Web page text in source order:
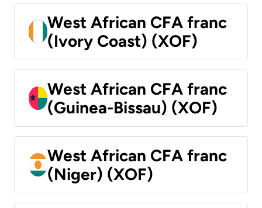
West African CFA franc
(Ivory Coast) (XOF)
West African CFA franc
(Guinea-Bissau) (XOF)
West African CFA franc
(Niger) (XOF)